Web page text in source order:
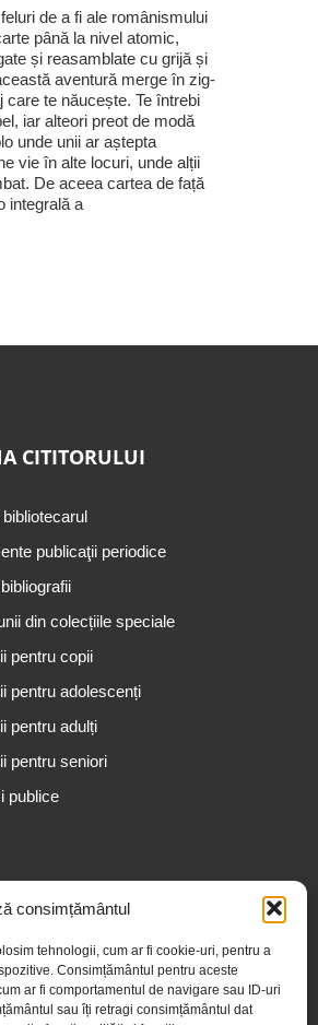
consimțământul
tehnologii, cum ar fi cookie-uri, pentru a
Consimțământul pentru aceste
ar fi comportamentul de navigare sau ID-uri
sau îți retragi consimțământul dat
de a fi ale românismului
până la nivel atomic,
și reasamblate cu grijă și
aventură merge în zig-
te năucește. Te întrebi
iar alteori preot de modă
unde unii ar aștepta
vie în alte locuri, unde alții
De aceea cartea de față
integrală a
CITITORULUI
publicaţii periodice
din colecțiile speciale
pentru copii
pentru adolescenți
pentru adulți
pentru seniori
publice